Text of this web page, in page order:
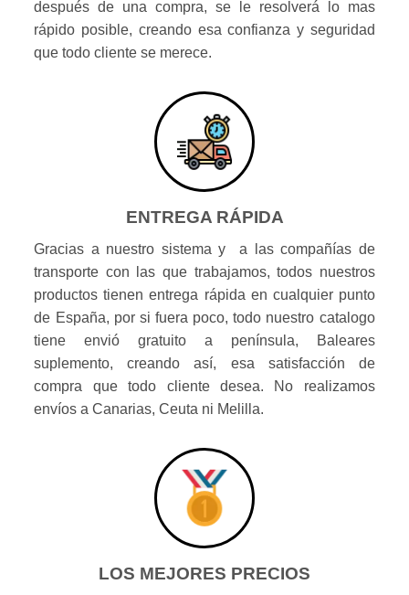
después de una compra, se le resolverá lo mas
rápido posible, creando esa confianza y seguridad
que todo cliente se merece.
ENTREGA RÁPIDA
Gracias a nuestro sistema y a las compañías de
transporte con las que trabajamos, todos nuestros
productos tienen entrega rápida en cualquier punto
de España, por si fuera poco, todo nuestro catalogo
tiene envió gratuito a península, Baleares
suplemento, creando así, esa satisfacción de
compra que todo cliente desea. No realizamos
envíos a Canarias, Ceuta ni Melilla.
LOS MEJORES PRECIOS